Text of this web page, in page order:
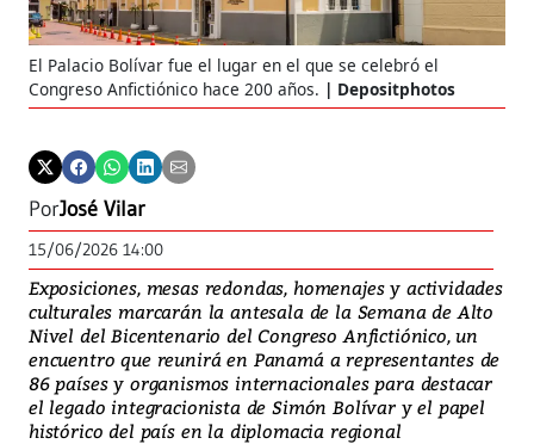
El Palacio Bolívar fue el lugar en el que se celebró el
Congreso Anfictiónico hace 200 años.
Depositphotos
PorJosé Vilar
15/06/2026 14:00
Exposiciones, mesas redondas, homenajes y actividades
culturales marcarán la antesala de la Semana de Alto
Nivel del Bicentenario del Congreso Anfictiónico, un
encuentro que reunirá en Panamá a representantes de
86 países y organismos internacionales para destacar
el legado integracionista de Simón Bolívar y el papel
histórico del país en la diplomacia regional